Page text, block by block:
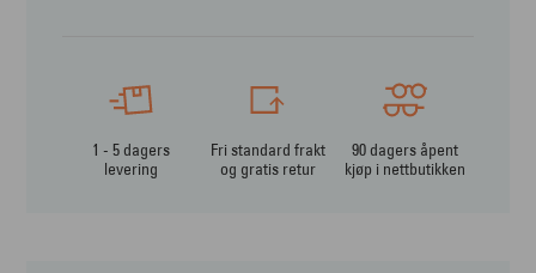
1 - 5 dagers
levering
Fri standard frakt
og gratis retur
90 dagers åpent
kjøp i nettbutikken